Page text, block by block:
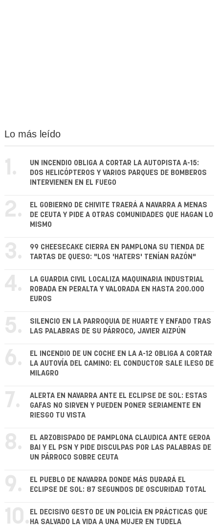
Lo más leído
1.
UN INCENDIO OBLIGA A CORTAR LA AUTOPISTA A-15:
DOS HELICÓPTEROS Y VARIOS PARQUES DE BOMBEROS
INTERVIENEN EN EL FUEGO
2.
EL GOBIERNO DE CHIVITE TRAERÁ A NAVARRA A MENAS
DE CEUTA Y PIDE A OTRAS COMUNIDADES QUE HAGAN LO
MISMO
3.
99 CHEESECAKE CIERRA EN PAMPLONA SU TIENDA DE
TARTAS DE QUESO: "LOS 'HATERS' TENÍAN RAZÓN"
4.
LA GUARDIA CIVIL LOCALIZA MAQUINARIA INDUSTRIAL
ROBADA EN PERALTA Y VALORADA EN HASTA 200.000
EUROS
5.
SILENCIO EN LA PARROQUIA DE HUARTE Y ENFADO TRAS
LAS PALABRAS DE SU PÁRROCO, JAVIER AIZPÚN
6.
EL INCENDIO DE UN COCHE EN LA A-12 OBLIGA A CORTAR
LA AUTOVÍA DEL CAMINO: EL CONDUCTOR SALE ILESO DE
MILAGRO
7.
ALERTA EN NAVARRA ANTE EL ECLIPSE DE SOL: ESTAS
GAFAS NO SIRVEN Y PUEDEN PONER SERIAMENTE EN
RIESGO TU VISTA
8.
EL ARZOBISPADO DE PAMPLONA CLAUDICA ANTE GEROA
BAI Y EL PSN Y PIDE DISCULPAS POR LAS PALABRAS DE
UN PÁRROCO SOBRE CEUTA
9.
EL PUEBLO DE NAVARRA DONDE MÁS DURARÁ EL
ECLIPSE DE SOL: 87 SEGUNDOS DE OSCURIDAD TOTAL
10. EL DECISIVO GESTO DE UN POLICÍA EN PRÁCTICAS QUE
HA SALVADO LA VIDA A UNA MUJER EN TUDELA